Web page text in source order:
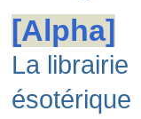
[Alpha]
La librairie
ésotérique